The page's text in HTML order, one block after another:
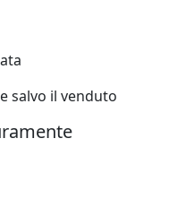
salvo il venduto